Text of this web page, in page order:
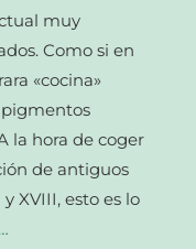
muy
Como si en
«cocina»
pigmentos
la hora de coger
de antiguos
XVIII, esto es lo